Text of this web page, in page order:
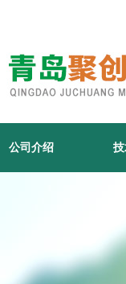
公司介绍